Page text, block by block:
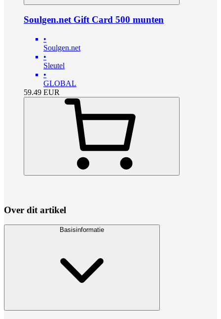
Soulgen.net Gift Card 500 munten
•
Soulgen.net
•
Sleutel
•
GLOBAL
59.49 EUR
Over dit artikel
Basisinformatie